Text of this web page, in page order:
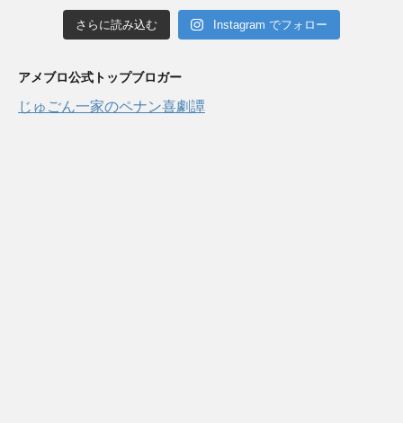
さらに読み込む Instagram でフォロー
アメブロ公式トップブロガー
じゅごん一家のペナン喜劇譚